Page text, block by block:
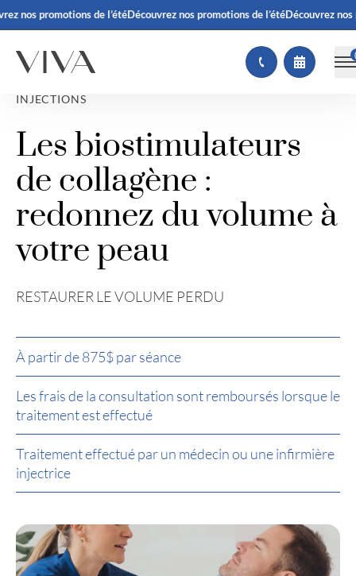
nos promotions de l’étéDécouvrez nos promotions de l’étéDécouvrez nos
(
INJECTIONS
Les biostimulateurs
de collagène :
redonnez du volume à
votre peau
RESTAURER LE VOLUME PERDU
À partir de 875$ par séance
Les frais de la consultation sont remboursés lorsque le
traitement est effectué
Traitement effectué par un médecin ou une infirmière
injectrice